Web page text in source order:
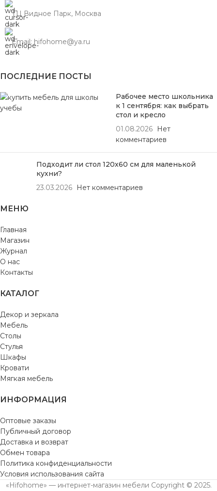
ТЦ Видное Парк, Москва
Email: hifohome@ya.ru
ПОСЛЕДНИЕ ПОСТЫ
Рабочее место школьника
к 1 сентября: как выбрать
стол и кресло
01.08.2026
Нет
комментариев
Подходит ли стол 120х60 см для маленькой
кухни?
23.03.2026
Нет комментариев
МЕНЮ
Главная
Магазин
Журнал
О нас
Контакты
КАТАЛОГ
Декор и зеркала
Мебель
Столы
Стулья
Шкафы
Кровати
Мягкая мебель
ИНФОРМАЦИЯ
Оптовые заказы
Публичный договор
Доставка и возврат
Обмен товара
Политика конфиденциальности
Условия использования сайта
«Hifohome» — интернет-магазин мебели Copyright © 2025.